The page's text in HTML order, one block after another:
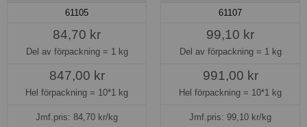
61105
84,70 kr
Del av förpackning = 1 kg
847,00 kr
Hel förpackning = 10*1 kg
Jmf.pris: 84,70 kr/kg
61107
99,10 kr
Del av förpackning = 1 kg
991,00 kr
Hel förpackning = 10*1 kg
Jmf.pris: 99,10 kr/kg